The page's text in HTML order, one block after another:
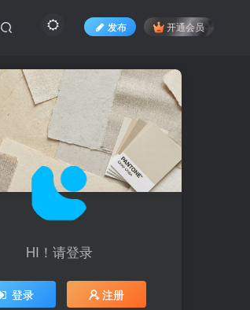
发布 开通会员
HI！请登录
登录 注册